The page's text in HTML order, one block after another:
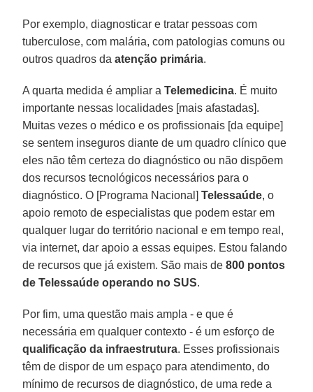
Por exemplo, diagnosticar e tratar pessoas com
tuberculose, com malária, com patologias comuns ou
outros quadros daatenção primária.
A quarta medida é ampliar aTelemedicina. É muito
importante nessas localidades [mais afastadas].
Muitas vezes o médico e os profissionais [da equipe]
se sentem inseguros diante de um quadro clínico que
eles não têm certeza do diagnóstico ou não dispõem
dos recursos tecnológicos necessários para o
diagnóstico. O [Programa Nacional]Telessaúde, o
apoio remoto de especialistas que podem estar em
qualquer lugar do território nacional e em tempo real,
via internet, dar apoio a essas equipes. Estou falando
de recursos que já existem. São mais de800 pontos
de Telessaúde operando no SUS.
Por fim, uma questão mais ampla - e que é
necessária em qualquer contexto - é um esforço de
qualificação da infraestrutura. Esses profissionais
têm de dispor de um espaço para atendimento, do
mínimo de recursos de diagnóstico, de uma rede a